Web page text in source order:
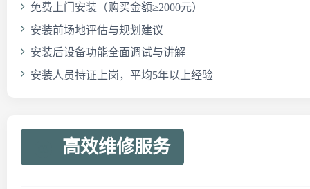
免费上门安装（购买金额≥2000元）
安装前场地评估与规划建议
安装后设备功能全面调试与讲解
安装人员持证上岗，平均5年以上经验
高效维修服务